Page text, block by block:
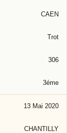
CAEN
Trot
306
3éme
13 Mai 2020
CHANTILLY